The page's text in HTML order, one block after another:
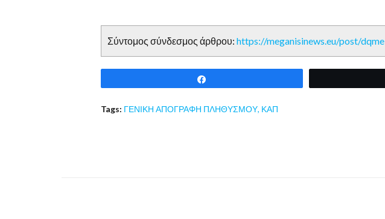
Σύντομος σύνδεσμος άρθρου: https://meganisinews.eu/post/dqme
Tags: ΓΕΝΙΚΗ ΑΠΟΓΡΑΦΗ ΠΛΗΘΥΣΜΟΥ, ΚΑΠ